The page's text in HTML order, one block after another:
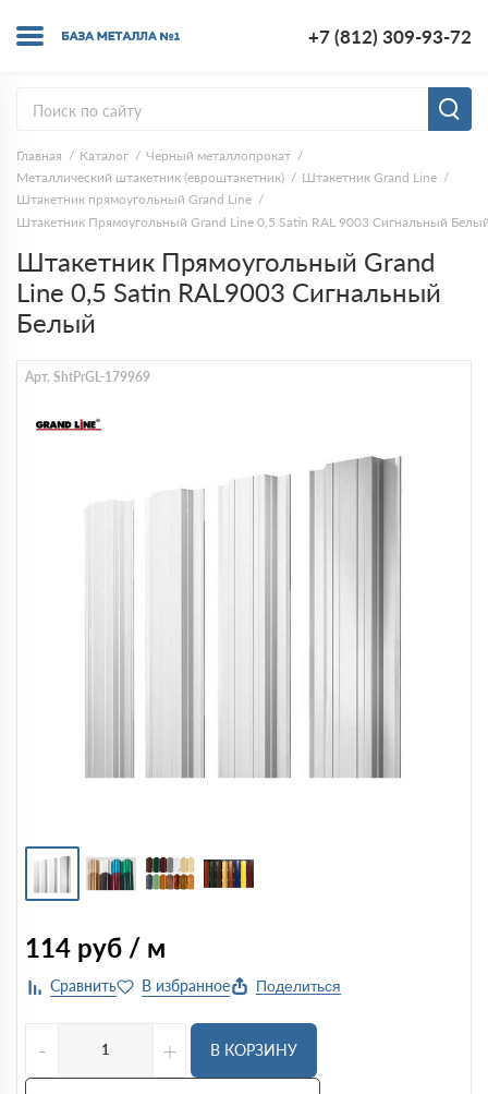
+7 (812) 309-93-72
Главная Каталог
Черный металлопрокат
Металлический штакетник (евроштакетник)
Штакетник Grand Line
Штакетник прямоугольный Grand Line
Штакетник Прямоугольный Grand Line 0,5 Satin RAL 9003 Сигнальный
Штакетник Прямоугольный Grand
Line 0,5 Satin RAL9003 Сигнальный
Белый
Арт. ShtPrGL-179969
114 руб / м
Поделиться
- + В КОРЗИНУ